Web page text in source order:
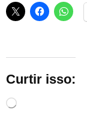
Curtir isso:
Carregando...